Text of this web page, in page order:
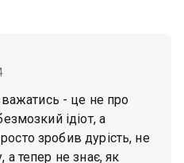
- це не про
ідіот, а
зробив дурість, не
а тепер не знає, як